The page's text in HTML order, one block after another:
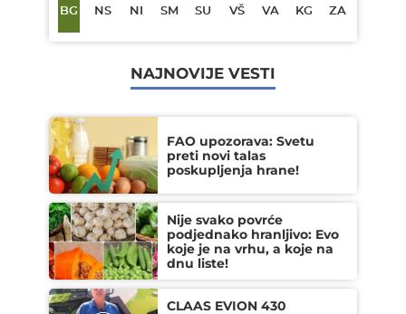
BG NS NI SM SU VŠ VA KG ZA
NAJNOVIJE VESTI
FAO upozorava: Svetu
preti novi talas
poskupljenja hrane!
Nije svako povrće
podjednako hranljivo: Evo
koje je na vrhu, a koje na
dnu liste!
CLAAS EVION 430